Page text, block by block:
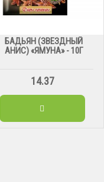
БАДЬЯН (ЗВЕЗДНЫЙ
АНИС) «ЯМУНА» - 10Г
14.37